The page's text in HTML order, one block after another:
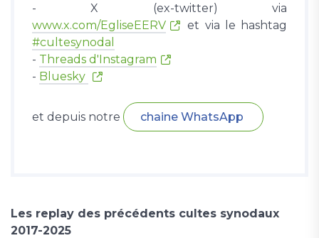
- X (ex-twitter) via
www.x.com/EgliseEERV
et via le hashtag
#cultesynodal
- Threads d'Instagram
- Bluesky
et depuis notre chaine WhatsApp
Les replay des précédents cultes synodaux
2017-2025